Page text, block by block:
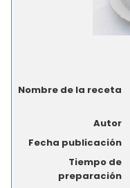
Nombre de la receta
Autor
Fecha publicación
Tiempo de
preparación